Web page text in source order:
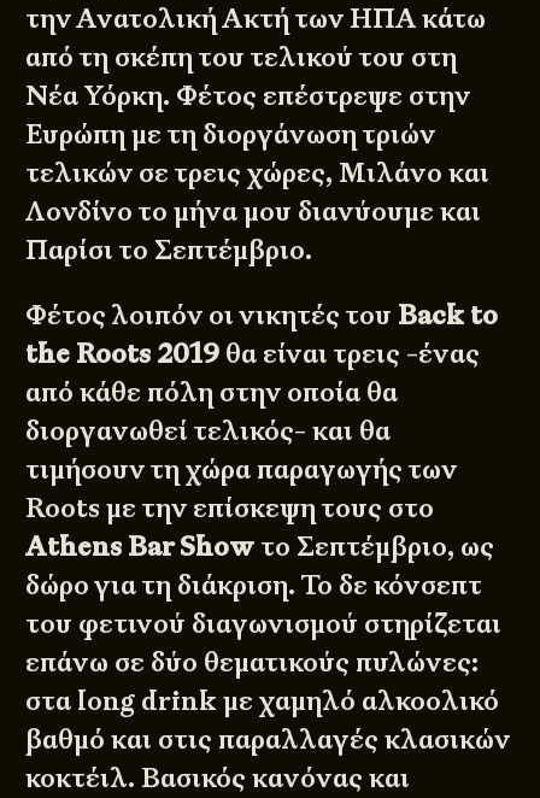
την Ανατολική Ακτή των ΗΠΑ κάτω
από τη σκέπη του τελικού του στη
Νέα Υόρκη. Φέτος επέστρεψε στην
Ευρώπη με τη διοργάνωση τριών
τελικών σε τρεις χώρες, Μιλάνο και
Λονδίνο το μήνα μου διανύουμε και
Παρίσι το Σεπτέμβριο.
Φέτος λοιπόν οι νικητές του Back to
the Roots 2019 θα είναι τρεις -ένας
από κάθε πόλη στην οποία θα
διοργανωθεί τελικός- και θα
τιμήσουν τη χώρα παραγωγής των
Roots με την επίσκεψη τους στο
Athens Bar Show το Σεπτέμβριο, ως
δώρο για τη διάκριση. Το δε κόνσεπτ
του φετινού διαγωνισμού στηρίζεται
επάνω σε δύο θεματικούς πυλώνες:
στα long drink με χαμηλό αλκοολικό
βαθμό και στις παραλλαγές κλασικών
κοκτέιλ. Βασικός κανόνας και